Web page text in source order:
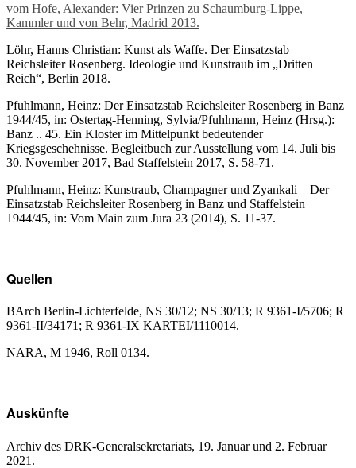
vom Hofe, Alexander: Vier Prinzen zu Schaumburg-Lippe,
Kammler und von Behr, Madrid 2013.
Löhr, Hanns Christian: Kunst als Waffe. Der Einsatzstab
Reichsleiter Rosenberg. Ideologie und Kunstraub im „Dritten
Reich“, Berlin 2018.
Pfuhlmann, Heinz: Der Einsatzstab Reichsleiter Rosenberg in Banz
1944/45, in: Ostertag-Henning, Sylvia/Pfuhlmann, Heinz (Hrsg.):
Banz .. 45. Ein Kloster im Mittelpunkt bedeutender
Kriegsgeschehnisse. Begleitbuch zur Ausstellung vom 14. Juli bis
30. November 2017, Bad Staffelstein 2017, S. 58-71.
Pfuhlmann, Heinz: Kunstraub, Champagner und Zyankali – Der
Einsatzstab Reichsleiter Rosenberg in Banz und Staffelstein
1944/45, in: Vom Main zum Jura 23 (2014), S. 11-37.
Quellen
BArch Berlin-Lichterfelde, NS 30/12; NS 30/13; R 9361-I/5706; R
9361-II/34171; R 9361-IX KARTEI/1110014.
NARA, M 1946, Roll 0134.
Auskünfte
Archiv des DRK-Generalsekretariats, 19. Januar und 2. Februar
2021.